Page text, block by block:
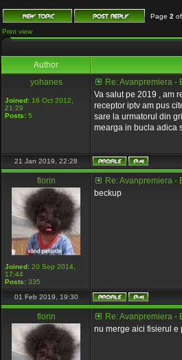
Page 2 of
Print view
Author
yohanes
Joined: 16 Oct 2012,
21:29
Posts: 5
Re: Avanpremiera -
Va salut pe 2019 , am
receptor iptv am pus
sare la urmatorul din
mearga in bucla adica
21 Jan 2019, 22:28
florin
Joined: 20 Sep 2014,
17:44
Posts: 335
Re: Avanpremiera -
beckup
01 Feb 2019, 19:30
florin
Re: Avanpremiera -
nu merge aici fisierul e